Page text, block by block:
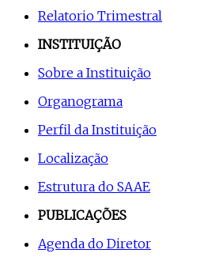
Relatorio Trimestral
INSTITUIÇÃO
Sobre a Instituição
Organograma
Perfil da Instituição
Localização
Estrutura do SAAE
PUBLICAÇÕES
Agenda do Diretor